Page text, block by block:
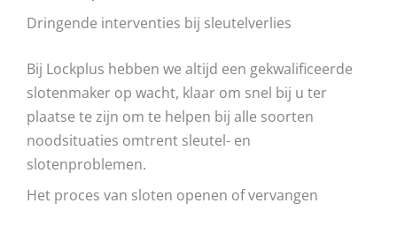
Dringende interventies bij sleutelverlies
Bij Lockplus hebben we altijd een gekwalificeerde
slotenmaker op wacht, klaar om snel bij u ter
plaatse te zijn om te helpen bij alle soorten
noodsituaties omtrent sleutel- en
slotenproblemen.
Het proces van sloten openen of vervangen